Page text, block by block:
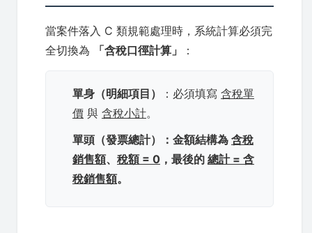
當案件落入 C 類規範處理時，系統計算必須完
全切換為
「含稅口徑計算」 ：
單身（明細項目） ：必須填寫 含稅單
價 與 含稅小計。
單頭（發票總計）
：金額結構為 含稅
銷售額、 稅額 = 0 ，最後的 總計 = 含
稅銷售額。